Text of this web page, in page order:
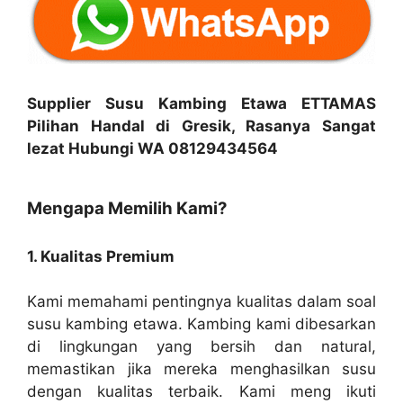
Supplier Susu Kambing Etawa ETTAMAS
Pilihan Handal di Gresik, Rasanya Sangat
lezat Hubungi WA 08129434564
Mengapa Memilih Kami?
1. Kualitas Premium
Kami memahami pentingnya kualitas dalam soal
susu kambing etawa. Kambing kami dibesarkan
di lingkungan yang bersih dan natural,
memastikan jika mereka menghasilkan susu
dengan kualitas terbaik. Kami meng ikuti